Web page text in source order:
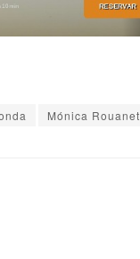
Mónica Rouanet